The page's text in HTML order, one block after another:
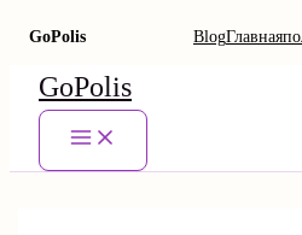
GoPolis BlogГлавная
Перейти
содержимому
GoPolis
Main